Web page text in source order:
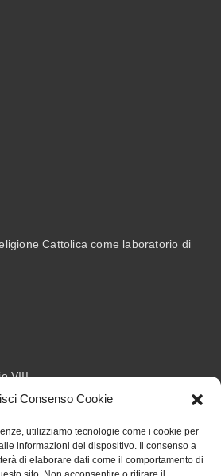
Consenso Cookie
utilizziamo tecnologie come i cookie per
informazioni del dispositivo. Il consenso a
di elaborare dati come il comportamento di
Cattolica come laboratorio di
VIII